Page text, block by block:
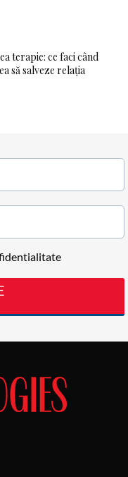
terapie: ce faci când
să salveze relația